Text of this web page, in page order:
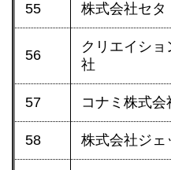
55 株式会社セタ
56
クリエイシ
社
57 コナミ株式会
58 株式会社ジェ